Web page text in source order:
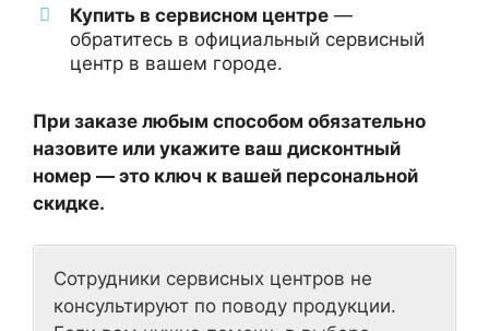
Купить в сервисном центре —
обратитесь в официальный сервисный
центр в вашем городе.
При заказе любым способом обязательно
назовите или укажите ваш дисконтный
номер — это ключ к вашей персональной
скидке.
Сотрудники сервисных центров не
консультируют по поводу продукции.